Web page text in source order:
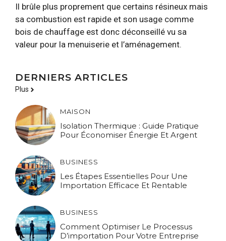
Il brûle plus proprement que certains résineux mais
sa combustion est rapide et son usage comme
bois de chauffage est donc déconseillé vu sa
valeur pour la menuiserie et l’aménagement.
DERNIERS ARTICLES
Plus
MAISON
Isolation Thermique : Guide Pratique
Pour Économiser Énergie Et Argent
BUSINESS
Les Étapes Essentielles Pour Une
Importation Efficace Et Rentable
BUSINESS
Comment Optimiser Le Processus
D’importation Pour Votre Entreprise